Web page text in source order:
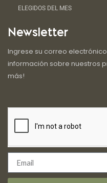
ELEGIDOS DEL MES
Newsletter
Ingrese su correo
información sobre nuestros
más!